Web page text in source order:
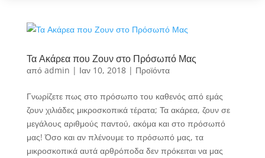
Τα Ακάρεα που Ζουν στο Πρόσωπό Μας
από admin | Ιαν 10, 2018| Προϊόντα
Γνωρίζετε πως στο πρόσωπο του καθενός από εμάς
ζουν χιλιάδες μικροσκοπικά τέρατα; Τα ακάρεα, ζουν σε
μεγάλους αριθμούς παντού, ακόμα και στο πρόσωπό
μας! Όσο και αν πλένουμε το πρόσωπό μας, τα
μικροσκοπικά αυτά αρθρόποδα δεν πρόκειται να μας